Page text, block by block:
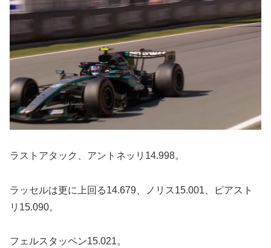
ラストアタック、アントネッリ14.998。
ラッセルは更に上回る14.679、ノリス15.001、ピアスト
リ15.090。
フェルスタッペン15.021。